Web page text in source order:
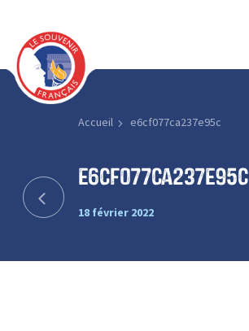
Accueil e6cf077ca237e95c
e6cf077ca237e95c
18 février 2022